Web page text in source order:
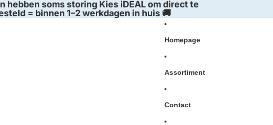
hebben soms storing Kies iDEAL om direct te
= binnen 1–2 werkdagen in huis 🚚
Homepage
Assortiment
Contact